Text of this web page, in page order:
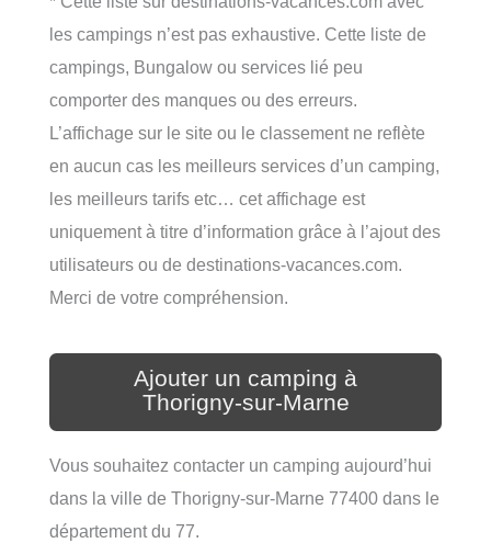
les campings n’est pas exhaustive. Cette liste de
campings, Bungalow ou services lié peu
comporter des manques ou des erreurs.
L’affichage sur le site ou le classement ne reflète
en aucun cas les meilleurs services d’un camping,
les meilleurs tarifs etc… cet affichage est
uniquement à titre d’information grâce à l’ajout des
utilisateurs ou de destinations-vacances.com.
Merci de votre compréhension.
Ajouter un camping à
Thorigny-sur-Marne
Vous souhaitez contacter un camping aujourd’hui
dans la ville de Thorigny-sur-Marne 77400 dans le
département du 77.